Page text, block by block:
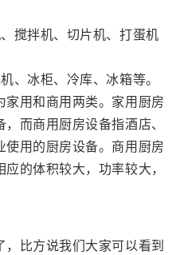
搅拌机、切片机、打蛋机
、冰柜、冷库、冰箱等。
用和商用两类。家用厨房
而商用厨房设备指酒店、
用的厨房设备。商用厨房
的体积较大，功率较大，
比方说我们大家可以看到